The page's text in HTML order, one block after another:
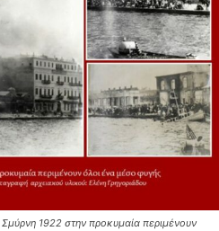
1922 στην προκυμαία περιμένουν